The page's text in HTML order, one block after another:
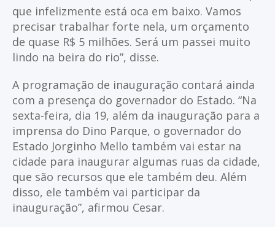
que infelizmente está oca em baixo. Vamos
precisar trabalhar forte nela, um orçamento
de quase R$ 5 milhões. Será um passei muito
lindo na beira do rio”, disse.
A programação de inauguração contará ainda
com a presença do governador do Estado. “Na
sexta-feira, dia 19, além da inauguração para a
imprensa do Dino Parque, o governador do
Estado Jorginho Mello também vai estar na
cidade para inaugurar algumas ruas da cidade,
que são recursos que ele também deu. Além
disso, ele também vai participar da
inauguração”, afirmou Cesar.